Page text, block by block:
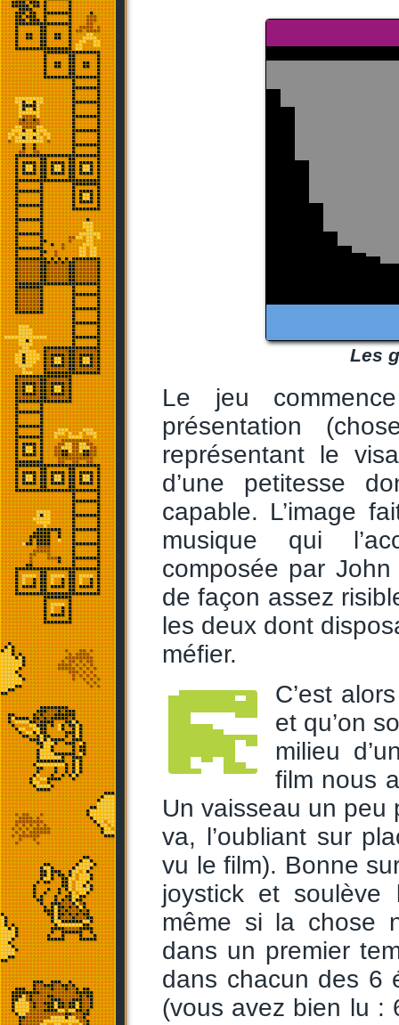
Les
Le jeu
présentation
représentant le
d’une petitesse
capable. L’image
musique qui
composée par
de façon assez
les deux dont
méfier.
C’est
et qu’on
milieu
film nous
Un vaisseau un peu
va, l’oubliant sur
vu le film). Bonne
joystick et
même si la chose
dans un premier
dans chacun des 6
(vous avez bien lu :